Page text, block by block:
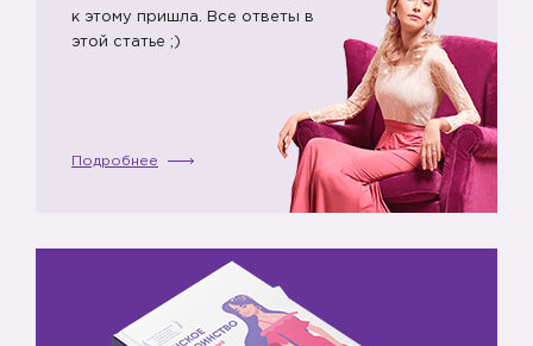
к этому пришла. Все ответы в
этой статье ;)
Подробнее